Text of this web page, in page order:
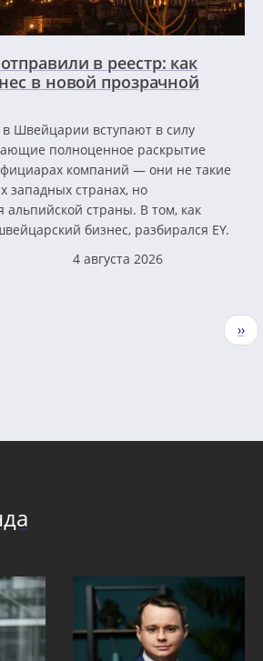
в реестр: как
в новой прозрачной
в Швейцарии вступают в силу
полноценное раскрытие
компаний — они не такие
западных странах, но
страны. В том, как
бизнес, разбирался EY.
4 августа 2026
››